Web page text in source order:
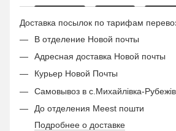
Доставка посылок по тарифам
В отделение Новой почты
Адресная доставка Новой почты
Курьер Новой Почты
Самовывоз в с.Михайлівка-
До отделения Meest пошти
Подробнее о доставке